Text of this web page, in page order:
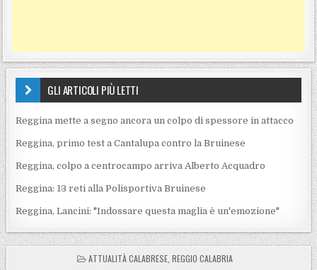
GLI ARTICOLI PIÙ LETTI
Reggina mette a segno ancora un colpo di spessore in attacco
Reggina, primo test a Cantalupa contro la Bruinese
Reggina, colpo a centrocampo arriva Alberto Acquadro
Reggina: 13 reti alla Polisportiva Bruinese
Reggina, Lancini: "Indossare questa maglia è un'emozione"
POSTED IN
ATTUALITÀ CALABRESE REGGIO CALABRIA